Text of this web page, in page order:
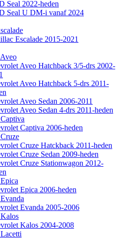
Seal 2022-heden
Seal U DM-i vanaf 2024
Escalade 2015-2021
Aveo Hatchback 3/5-drs 2002-
Aveo Hatchback 5-drs 2011-
Aveo Sedan 2006-2011
Aveo Sedan 4-drs 2011-heden
Captiva 2006-heden
Cruze Hatckback 2011-heden
Cruze Sedan 2009-heden
Cruze Stationwagon 2012-
Epica 2006-heden
Evanda 2005-2006
Kalos 2004-2008